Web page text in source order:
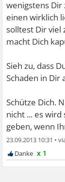
wenigstens Dir
einen wirklich
solltest Dir viel
macht Dich
Sieh zu, dass
Schaden in
Schütze Dich.
nicht ... es wird
geben, wenn
23.09.2013 10:31 •
x 1